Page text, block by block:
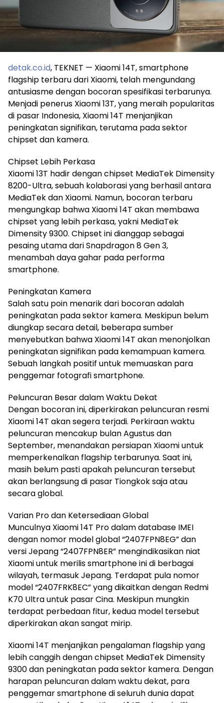
detak.co.id, TEKNET — Xiaomi 14T, smartphone
flagship terbaru dari Xiaomi, telah mengundang
antusiasme dengan bocoran spesifikasi terbarunya.
Menjadi penerus Xiaomi 13T, yang meraih popularitas
di pasar Indonesia, Xiaomi 14T menjanjikan
peningkatan signifikan, terutama pada sektor
chipset dan kamera.
Chipset Lebih Perkasa
Xiaomi 13T hadir dengan chipset MediaTek Dimensity
8200-Ultra, sebuah kolaborasi yang berhasil antara
MediaTek dan Xiaomi. Namun, bocoran terbaru
mengungkap bahwa Xiaomi 14T akan membawa
chipset yang lebih perkasa, yakni MediaTek
Dimensity 9300. Chipset ini dianggap sebagai
pesaing utama dari Snapdragon 8 Gen 3,
menambah daya gahar pada performa
smartphone.
Peningkatan Kamera
Salah satu poin menarik dari bocoran adalah
peningkatan pada sektor kamera. Meskipun belum
diungkap secara detail, beberapa sumber
menyebutkan bahwa Xiaomi 14T akan menonjolkan
peningkatan signifikan pada kemampuan kamera.
Sebuah langkah positif untuk memuaskan para
penggemar fotografi smartphone.
Peluncuran Besar dalam Waktu Dekat
Dengan bocoran ini, diperkirakan peluncuran resmi
Xiaomi 14T akan segera terjadi. Perkiraan waktu
peluncuran mencakup bulan Agustus dan
September, menandakan persiapan Xiaomi untuk
memperkenalkan flagship terbarunya. Saat ini,
masih belum pasti apakah peluncuran tersebut
akan berlangsung di pasar Tiongkok saja atau
secara global.
Varian Pro dan Ketersediaan Global
Munculnya Xiaomi 14T Pro dalam database IMEI
dengan nomor model global “2407FPN8EG” dan
versi Jepang “2407FPN8ER” mengindikasikan niat
Xiaomi untuk merilis smartphone ini di berbagai
wilayah, termasuk Jepang. Terdapat pula nomor
model “2407FRK8EC” yang dikaitkan dengan Redmi
K70 Ultra untuk pasar Cina. Meskipun mungkin
terdapat perbedaan fitur, kedua model tersebut
diperkirakan akan sangat mirip.
Xiaomi 14T menjanjikan pengalaman flagship yang
lebih canggih dengan chipset MediaTek Dimensity
9300 dan peningkatan pada sektor kamera. Dengan
harapan peluncuran dalam waktu dekat, para
penggemar smartphone di seluruh dunia dapat